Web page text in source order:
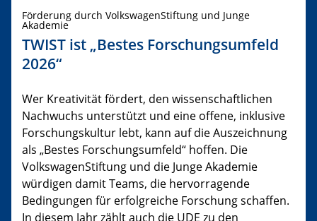
Förderung durch VolkswagenStiftung und Junge
Akademie
TWIST ist „Bestes Forschungsumfeld
2026“
Wer Kreativität fördert, den wissenschaftlichen
Nachwuchs unterstützt und eine offene, inklusive
Forschungskultur lebt, kann auf die Auszeichnung
als „Bestes Forschungsumfeld“ hoffen. Die
VolkswagenStiftung und die Junge Akademie
würdigen damit Teams, die hervorragende
Bedingungen für erfolgreiche Forschung schaffen.
In diesem Jahr zählt auch die UDE zu den